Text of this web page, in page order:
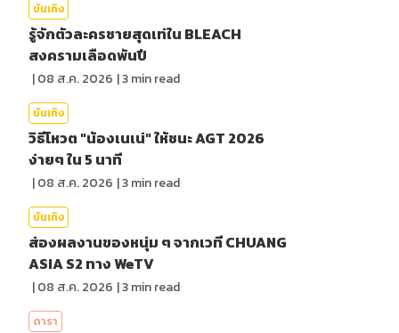
บันเทิง
รู้จักตัวละครชายสุดเท่ใน BLEACH
สงครามเลือดพันปี
|08 ส.ค. 2026 |3min read
บันเทิง
วิธีโหวต "น้องเนเน่" ให้ชนะ AGT 2026
ง่ายๆ ใน 5 นาที
|08 ส.ค. 2026 |3min read
บันเทิง
ส่องผลงานของหนุ่ม ๆ จากเวที CHUANG
ASIA S2 ทาง WeTV
|08 ส.ค. 2026 |3min read
ดารา